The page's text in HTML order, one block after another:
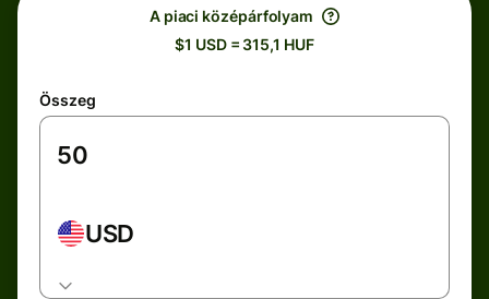
A piaci középárfolyam
$1 USD = 315,1 HUF
Összeg
USD